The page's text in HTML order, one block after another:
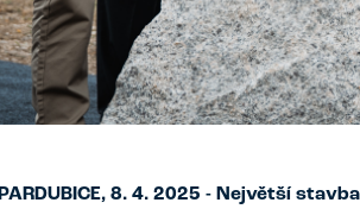
PARDUBICE, 8. 4. 2025 - Největší